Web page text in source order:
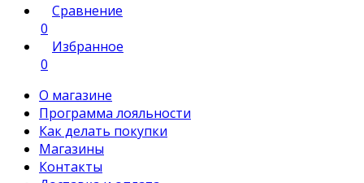
Сравнение
0
Избранное
0
О магазине
Программа лояльности
Как делать покупки
Магазины
Контакты